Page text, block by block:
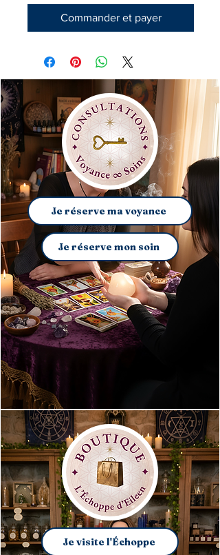
Commander et payer
Je réserve ma voyance
Je réserve mon soin
Je visite l'Échoppe